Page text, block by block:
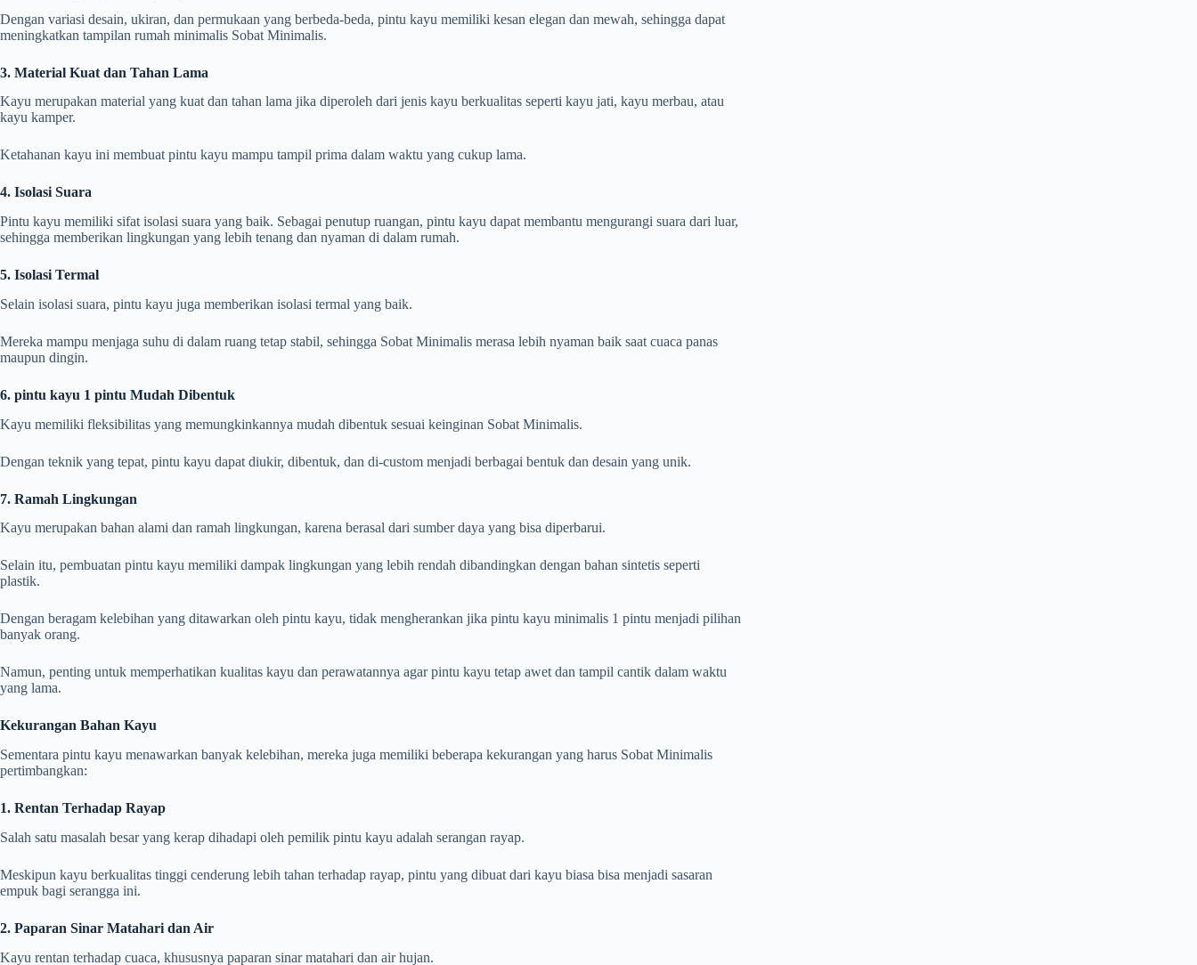
Dengan variasi desain, ukiran, dan permukaan yang berbeda-beda, pintu kayu memiliki kesan elegan dan mewah, sehingga dapat
meningkatkan tampilan rumah minimalis Sobat Minimalis.
3. Material Kuat dan Tahan Lama
Kayu merupakan material yang kuat dan tahan lama jika diperoleh dari jenis kayu berkualitas seperti kayu jati, kayu merbau, atau
kayu kamper.
Ketahanan kayu ini membuat pintu kayu mampu tampil prima dalam waktu yang cukup lama.
4. Isolasi Suara
Pintu kayu memiliki sifat isolasi suara yang baik. Sebagai penutup ruangan, pintu kayu dapat membantu mengurangi suara dari luar,
sehingga memberikan lingkungan yang lebih tenang dan nyaman di dalam rumah.
5. Isolasi Termal
Selain isolasi suara, pintu kayu juga memberikan isolasi termal yang baik.
Mereka mampu menjaga suhu di dalam ruang tetap stabil, sehingga Sobat Minimalis merasa lebih nyaman baik saat cuaca panas
maupun dingin.
6. pintu kayu 1 pintu Mudah Dibentuk
Kayu memiliki fleksibilitas yang memungkinkannya mudah dibentuk sesuai keinginan Sobat Minimalis.
Dengan teknik yang tepat, pintu kayu dapat diukir, dibentuk, dan di-custom menjadi berbagai bentuk dan desain yang unik.
7. Ramah Lingkungan
Kayu merupakan bahan alami dan ramah lingkungan, karena berasal dari sumber daya yang bisa diperbarui.
Selain itu, pembuatan pintu kayu memiliki dampak lingkungan yang lebih rendah dibandingkan dengan bahan sintetis seperti
plastik.
Dengan beragam kelebihan yang ditawarkan oleh pintu kayu, tidak mengherankan jika pintu kayu minimalis 1 pintu menjadi pilihan
banyak orang.
Namun, penting untuk memperhatikan kualitas kayu dan perawatannya agar pintu kayu tetap awet dan tampil cantik dalam waktu
yang lama.
Kekurangan Bahan Kayu
Sementara pintu kayu menawarkan banyak kelebihan, mereka juga memiliki beberapa kekurangan yang harus Sobat Minimalis
pertimbangkan:
1. Rentan Terhadap Rayap
Salah satu masalah besar yang kerap dihadapi oleh pemilik pintu kayu adalah serangan rayap.
Meskipun kayu berkualitas tinggi cenderung lebih tahan terhadap rayap, pintu yang dibuat dari kayu biasa bisa menjadi sasaran
empuk bagi serangga ini.
2. Paparan Sinar Matahari dan Air
Kayu rentan terhadap cuaca, khususnya paparan sinar matahari dan air hujan.